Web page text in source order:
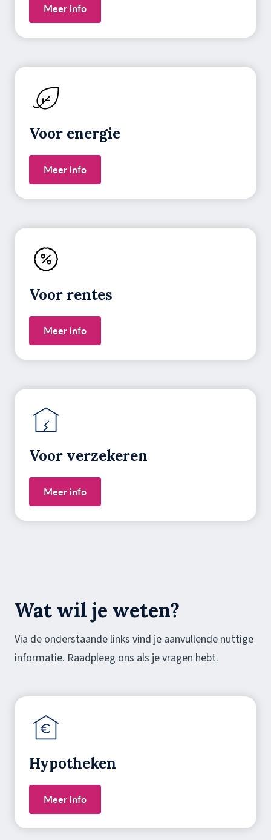
Meer info
Voor energie
Meer info
Voor rentes
Meer info
Voor verzekeren
Meer info
Wat wil je weten?
Via de onderstaande links vind je aanvullende nuttige
informatie. Raadpleeg ons als je vragen hebt.
Hypotheken
Meer info